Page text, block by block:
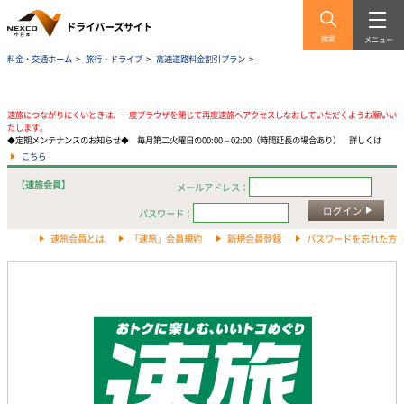
検索 メニュー
料金・交通ホーム > 旅行・ドライブ > 高速道路料金割引プラン >
速旅につながりにくいときは、一度ブラウザを閉じて再度速旅へアクセスしなおしていただくようお願いい
たします。
◆定期メンテナンスのお知らせ◆ 毎月第二火曜日の00:00～02:00（時間延長の場合あり） 詳しくは
こちら
【速旅会員】
メールアドレス：
パスワード：
ログイン
速旅会員とは 「速旅」会員規約 新規会員登録 パスワードを忘れた方